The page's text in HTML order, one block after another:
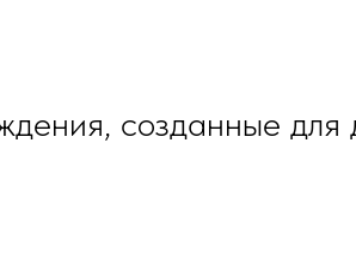
созданные для